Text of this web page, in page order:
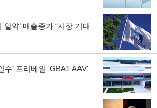
알약’ 매출증가 “시장 기대
수’ 프리베일 'GBA1 AAV'